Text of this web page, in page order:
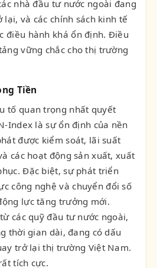
nhà đầu tư nước ngoài đang
và các chính sách kinh tế
điều hành khá ổn định. Điều
vững chắc cho thị trường
Tiền
tố quan trọng nhất quyết
Index là sự ổn định của nền
được kiểm soát, lãi suất
các hoạt động sản xuất, xuất
Đặc biệt, sự phát triển
công nghệ và chuyển đổi số
lực tăng trưởng mới.
các quỹ đầu tư nước ngoài,
thời gian dài, đang có dấu
trở lại thị trường Việt Nam.
tích cực.